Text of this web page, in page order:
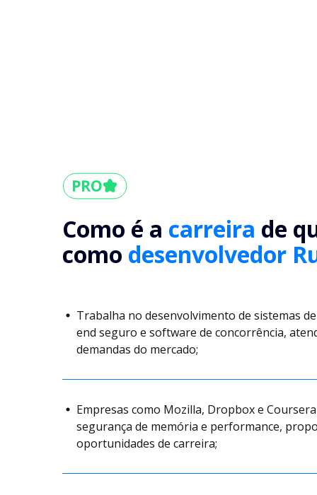
Como é a carreira de
como desenvolvedor
Trabalha no desenvolvimento de sistemas
end seguro e software de concorrência,
demandas do mercado;
Empresas como Mozilla, Dropbox e
segurança de memória e performance,
oportunidades de carreira;